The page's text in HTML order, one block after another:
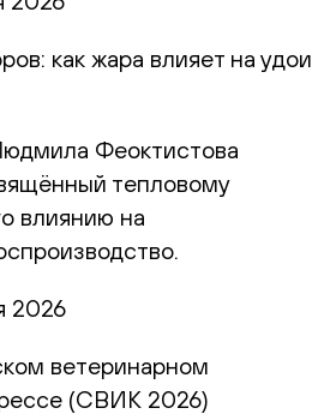
как жара влияет на удои
Феоктистова
тепловому
влиянию на
2026
ветеринарном
(СВИК 2026)